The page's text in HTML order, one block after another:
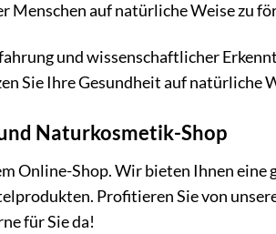
Menschen auf natürliche Weise zu
und wissenschaftlicher
Sie Ihre Gesundheit auf natürliche
Naturkosmetik-Shop
Online-Shop. Wir bieten Ihnen eine
Profitieren Sie von
für Sie da!